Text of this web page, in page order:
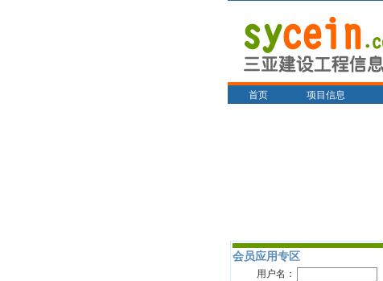
首页 项目信息
会员应用专区
用户名：